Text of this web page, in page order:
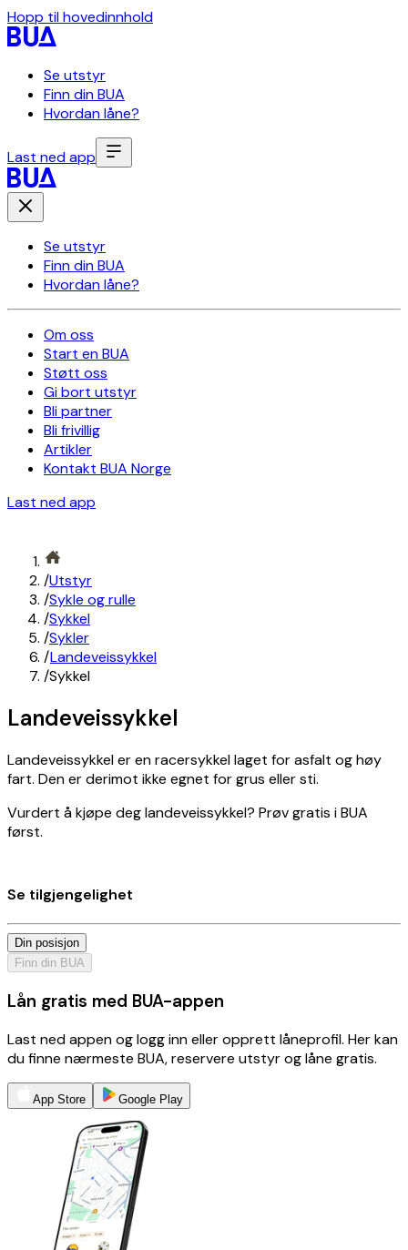
Hopp til hovedinnhold
Se utstyr
Finn din BUA
Hvordan låne?
Last ned app
Se utstyr
Finn din BUA
Hvordan låne?
Om oss
Start en BUA
Støtt oss
Gi bort utstyr
Bli partner
Bli frivillig
Artikler
Kontakt BUA Norge
Last ned app
/Utstyr
/Sykle og rulle
/Sykkel
/Sykler
/Landeveissykkel
/Sykkel
Landeveissykkel
Landeveissykkel er en racersykkel laget for asfalt og høy
fart. Den er derimot ikke egnet for grus eller sti.
Vurdert å kjøpe deg landeveissykkel? Prøv gratis i BUA
først.
Se tilgjengelighet
Din posisjon
Finn din BUA
Lån gratis med BUA-appen
Last ned appen og logg inn eller opprett låneprofil. Her kan
du finne nærmeste BUA, reservere utstyr og låne gratis.
App Store Google Play